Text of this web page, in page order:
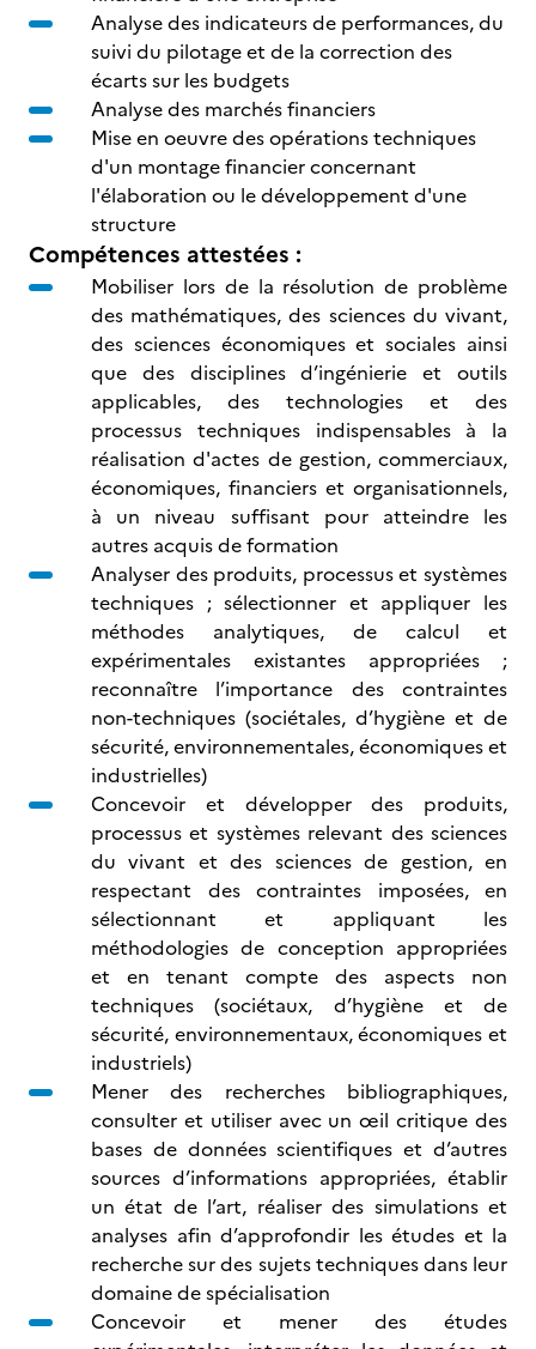
Analyse des indicateurs de performances, du
suivi du pilotage et de la correction des
écarts sur les budgets
Analyse des marchés financiers
Mise en oeuvre des opérations techniques
d'un montage financier concernant
l'élaboration ou le développement d'une
structure
Compétences attestées :
Mobiliser lors de la résolution de problème
des mathématiques, des sciences du vivant,
des sciences économiques et sociales ainsi
que des disciplines d’ingénierie et outils
applicables, des technologies et des
processus techniques indispensables à la
réalisation d'actes de gestion, commerciaux,
économiques, financiers et organisationnels,
à un niveau suffisant pour atteindre les
autres acquis de formation
Analyser des produits, processus et systèmes
techniques ; sélectionner et appliquer les
méthodes analytiques, de calcul et
expérimentales existantes appropriées ;
reconnaître l’importance des contraintes
non-techniques (sociétales, d’hygiène et de
sécurité, environnementales, économiques et
industrielles)
Concevoir et développer des produits,
processus et systèmes relevant des sciences
du vivant et des sciences de gestion, en
respectant des contraintes imposées, en
sélectionnant et appliquant les
méthodologies de conception appropriées
et en tenant compte des aspects non
techniques (sociétaux, d’hygiène et de
sécurité, environnementaux, économiques et
industriels)
Mener des recherches bibliographiques,
consulter et utiliser avec un œil critique des
bases de données scientifiques et d’autres
sources d’informations appropriées, établir
un état de l’art, réaliser des simulations et
analyses afin d’approfondir les études et la
recherche sur des sujets techniques dans leur
domaine de spécialisation
Concevoir et mener des études